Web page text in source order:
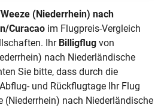
(Niederrhein) nach
Curacao im Flugpreis-Vergleich
Ihr Billigflug von
nach Niederländische
Sie bitte, dass durch die
und Rückflugtage Ihr Flug
(Niederrhein) nach Niederländische